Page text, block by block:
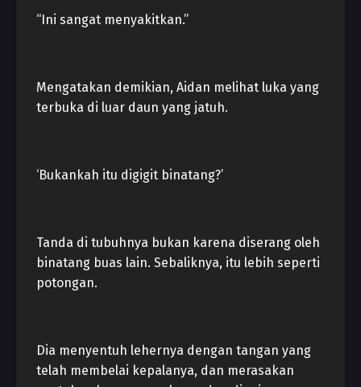
“Ini sangat menyakitkan.”
Mengatakan demikian, Aidan melihat luka yang
terbuka di luar daun yang jatuh.
‘Bukankah itu digigit binatang?’
Tanda di tubuhnya bukan karena diserang oleh
binatang buas lain. Sebaliknya, itu lebih seperti
potongan.
Dia menyentuh lehernya dengan tangan yang
telah membelai kepalanya, dan merasakan